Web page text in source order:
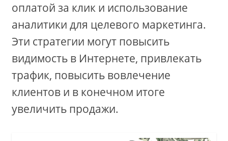
оплатой за клик и использование
аналитики для целевого маркетинга.
Эти стратегии могут повысить
видимость в Интернете, привлекать
трафик, повысить вовлечение
клиентов и в конечном итоге
увеличить продажи.